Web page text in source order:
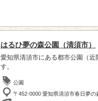
はるひ夢の森公園（清須市）
愛知県清須市にある都市公園（近
す。
公園
〒452-0000 愛知県清須市春日夢の